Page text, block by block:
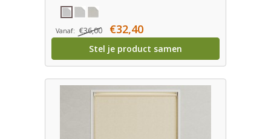
Vanaf: €36,00 €32,40
Stel je product samen